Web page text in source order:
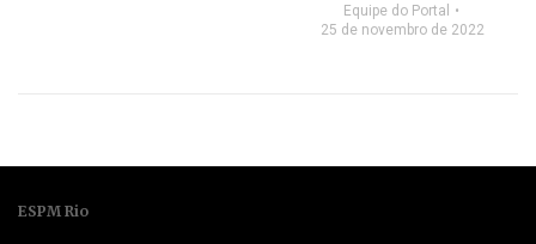
Equipe do Portal
25 de novembro de 2022
ESPM Rio